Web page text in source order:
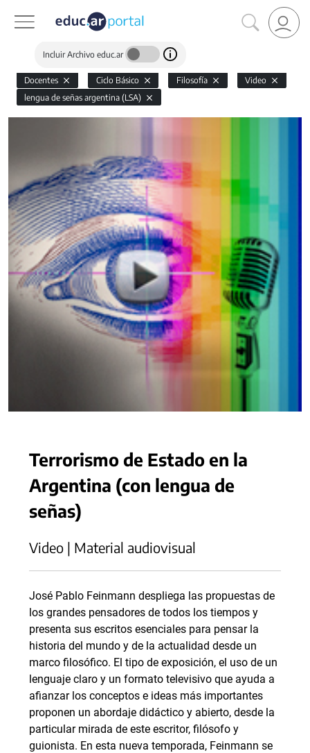
Incluir Archivo educ.ar
Docentes Ciclo Básico Filosofía
Video
lengua de señas argentina (LSA)
Terrorismo de Estado en la
Argentina (con lengua de
señas)
Video | Material audiovisual
José Pablo Feinmann despliega las propuestas de
los grandes pensadores de todos los tiempos y
presenta sus escritos esenciales para pensar la
historia del mundo y de la actualidad desde un
marco filosófico. El tipo de exposición, el uso de un
lenguaje claro y un formato televisivo que ayuda a
afianzar los conceptos e ideas más importantes
proponen un abordaje didáctico y abierto, desde la
particular mirada de este escritor, filósofo y
guionista. En esta nueva temporada, Feinmann se